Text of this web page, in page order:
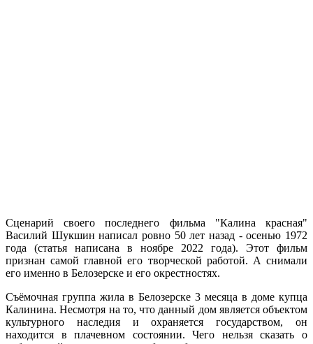
Сценарий своего последнего фильма "Калина красная"
Василий Шукшин написал ровно 50 лет назад - осенью 1972
года (статья написана в ноябре 2022 года). Этот фильм
признан самой главной его творческой работой. А снимали
его именно в Белозерске и его окрестностях.
Съёмочная группа жила в Белозерске 3 месяца в доме купца
Калинина. Несмотря на то, что данный дом является объектом
культурного наследия и охраняется государством, он
находится в плачевном состоянии. Чего нельзя сказать о